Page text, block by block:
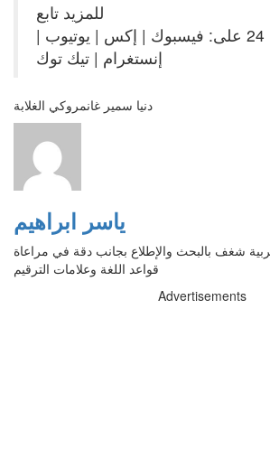
للمزيد تابع
الخليج 24 على: فيسبوك | إكس | يوتيوب |
إنستغرام | تيك توك
دنيا سمير غانمروكي الغلابة
ياسر ابراهيم
شغف بالبحث والإطلاع بجانب دقة في مراعاة
قواعد اللغة وعلامات الترقيم
Advertisements